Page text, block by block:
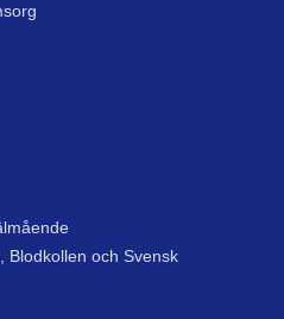
Blodkollen och Svensk